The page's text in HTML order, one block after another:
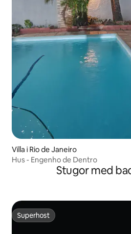
Villa i Rio de Janeiro
Hus - Engenho de Dentro
Stugor med
Superhost
Superhost